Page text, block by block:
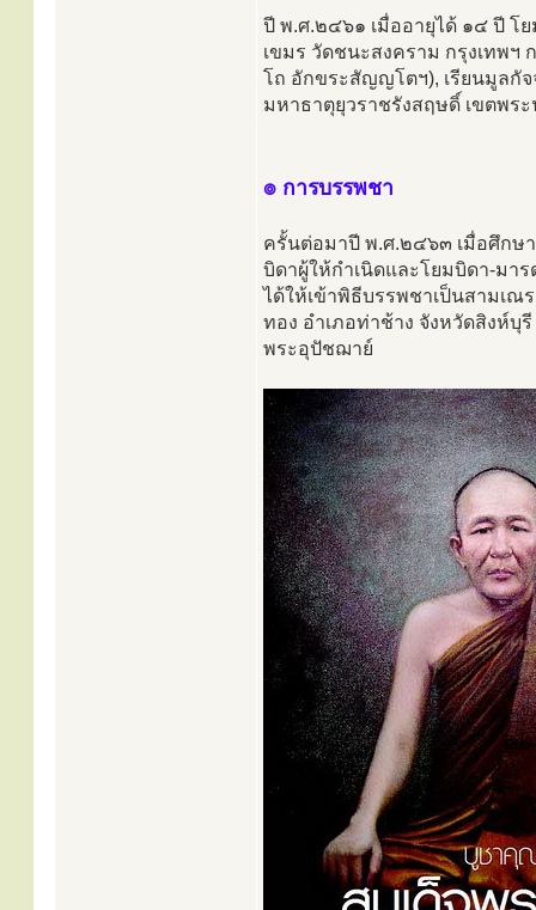
ปี พ.ศ.๒๔๖๑ เมื่ออายุได้ ๑๔ ปี โ
เขมร วัดชนะสงคราม กรุงเทพฯ
โถ อักขระสัญญโตฯ), เรียนมูลกัจ
มหาธาตุยุวราชรังสฤษดิ์ เขตพระ
๏ การบรรพชา
ครั้นต่อมาปี พ.ศ.๒๔๖๓ เมื่อศึกษา
บิดาผู้ให้กำเนิดและโยมบิดา-มา
ได้ให้เข้าพิธีบรรพชาเป็นสามเ
ทอง อำเภอท่าช้าง จังหวัดสิงห์บุ
พระอุปัชฌาย์